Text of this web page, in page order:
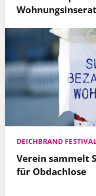
DEICHBRAND
Verein sammelt
für Obdachlose